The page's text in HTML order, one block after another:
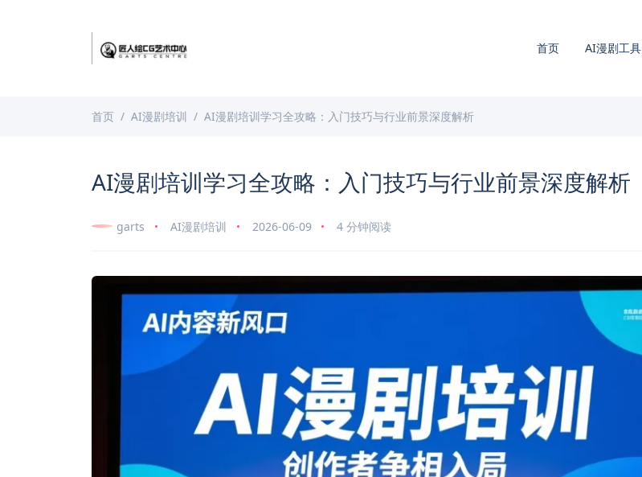
首页 AI漫剧工具
首页 AI漫剧培训 AI漫剧培训学习全攻略：入门技巧与行业前景深度解析
AI漫剧培训学习全攻略：入门技巧与行业前景深度解析
garts AI漫剧培训 2026-06-09 4 分钟阅读